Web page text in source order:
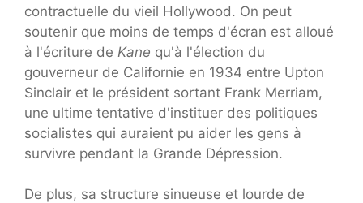
contractuelle du vieil Hollywood. On peut
soutenir que moins de temps d'écran est alloué
à l'écriture de Kane qu'à l'élection du
gouverneur de Californie en 1934 entre Upton
Sinclair et le président sortant Frank Merriam,
une ultime tentative d'instituer des politiques
socialistes qui auraient pu aider les gens à
survivre pendant la Grande Dépression.
De plus, sa structure sinueuse et lourde de